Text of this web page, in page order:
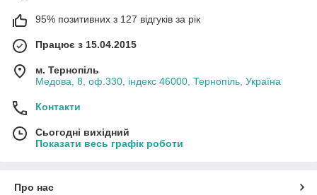
95% позитивних з 127 відгуків за рік
Працює з 15.04.2015
м. Тернопіль
Медова, 8, оф.330, індекс 46000, Тернопіль, Україна
Контакти
Сьогодні вихідний
Показати весь графік роботи
Про нас